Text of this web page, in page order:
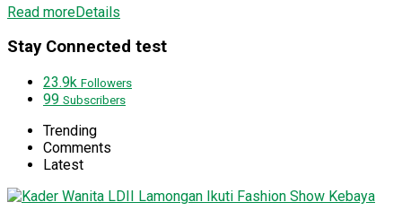
Read moreDetails
Stay Connected test
23.9k Followers
99 Subscribers
Trending
Comments
Latest